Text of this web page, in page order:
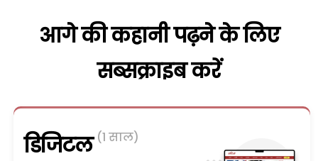
आगे की कहानी पढ़ने के लिए
सब्सक्राइब करें
डिजिटल (1 साल)